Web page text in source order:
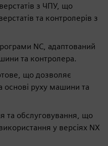
з ЧПУ, що
та контролерів з
NC, адаптований
та контролера.
що дозволяє
основі руху машини та
та обслуговування, що
у версіях NX